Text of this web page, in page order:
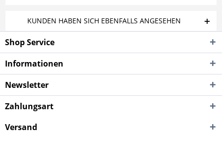
KUNDEN HABEN SICH EBENFALLS ANGESEHEN
Shop Service
Informationen
Newsletter
Zahlungsart
Versand